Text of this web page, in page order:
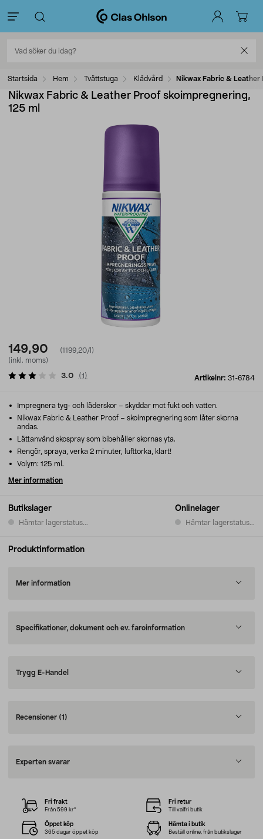
Startsida Hem Tvättstuga Klädvård Nikwax Fabric & Leather
Nikwax Fabric & Leather Proof skoimpregnering,
125 ml
149,90
(1199,20/l)
(inkl. moms)
Artikelnr: 31-6784
3.0 (1 )
Butikslager
Hämtar lagerstatus...
Onlinelager
Hämtar lagerstatus...
Impregnera tyg- och läderskor – skyddar mot fukt och vatten.
Nikwax Fabric & Leather Proof – skoimpregnering som låter skorna
andas.
Lättanvänd skospray som bibehåller skornas yta.
Rengör, spraya, verka 2 minuter, lufttorka, klart!
Volym: 125 ml.
Mer information
Produktinformation
Mer information
Specifikationer, dokument och ev. faroinformation
Trygg E-Handel
Recensioner (1)
Experten svarar
Fri frakt
Från 599 kr*
Fri retur
Till valfri butik
Öppet köp
365 dagar öppet köp
Hämta i butik
Beställ online, från butikslager